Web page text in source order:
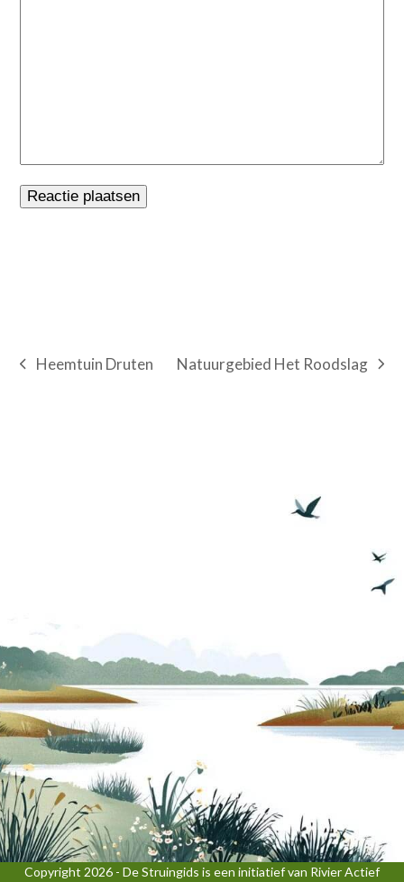
previous
Heemtuin Druten
next
Natuurgebied Het Roodslag
Copyright 2026 - De Struingids is een initiatief van Rivier Actief